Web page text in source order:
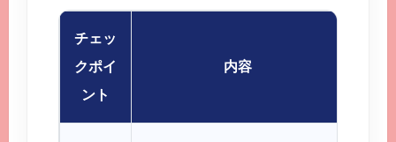
チェッ
クポイ
ント
内容